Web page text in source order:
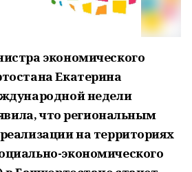
экономического
Екатерина
недели
что региональным
на территориях
экономического